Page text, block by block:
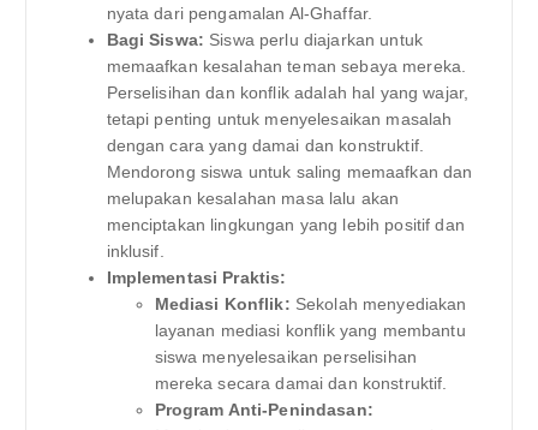
nyata dari pengamalan Al-Ghaffar.
Bagi Siswa: Siswa perlu diajarkan untuk
memaafkan kesalahan teman sebaya mereka.
Perselisihan dan konflik adalah hal yang wajar,
tetapi penting untuk menyelesaikan masalah
dengan cara yang damai dan konstruktif.
Mendorong siswa untuk saling memaafkan dan
melupakan kesalahan masa lalu akan
menciptakan lingkungan yang lebih positif dan
inklusif.
Implementasi Praktis:
Mediasi Konflik: Sekolah menyediakan
layanan mediasi konflik yang membantu
siswa menyelesaikan perselisihan
mereka secara damai dan konstruktif.
Program Anti-Penindasan: